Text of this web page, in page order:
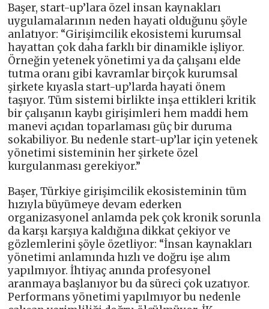
Başer, start-up’lara özel insan kaynakları
uygulamalarının neden hayati olduğunu şöyle
anlatıyor: “Girişimcilik ekosistemi kurumsal
hayattan çok daha farklı bir dinamikle işliyor.
Örneğin yetenek yönetimi ya da çalışanı elde
tutma oranı gibi kavramlar birçok kurumsal
şirkete kıyasla start-up’larda hayati önem
taşıyor. Tüm sistemi birlikte inşa ettikleri kritik
bir çalışanın kaybı girişimleri hem maddi hem
manevi açıdan toparlaması güç bir duruma
sokabiliyor. Bu nedenle start-up’lar için yetenek
yönetimi sisteminin her şirkete özel
kurgulanması gerekiyor.”
Başer, Türkiye girişimcilik ekosisteminin tüm
hızıyla büyümeye devam ederken
organizasyonel anlamda pek çok kronik sorunla
da karşı karşıya kaldığına dikkat çekiyor ve
gözlemlerini şöyle özetliyor: “İnsan kaynakları
yönetimi anlamında hızlı ve doğru işe alım
yapılmıyor. İhtiyaç anında profesyonel
aranmaya başlanıyor bu da süreci çok uzatıyor.
Performans yönetimi yapılmıyor bu nedenle